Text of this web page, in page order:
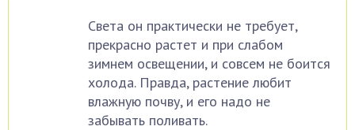
Света он практически не требует,
прекрасно растет и при слабом
зимнем освещении, и совсем не боится
холода. Правда, растение любит
влажную почву, и его надо не
забывать поливать.